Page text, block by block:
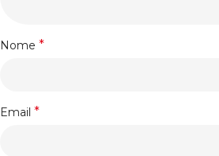
Nome *
Email *